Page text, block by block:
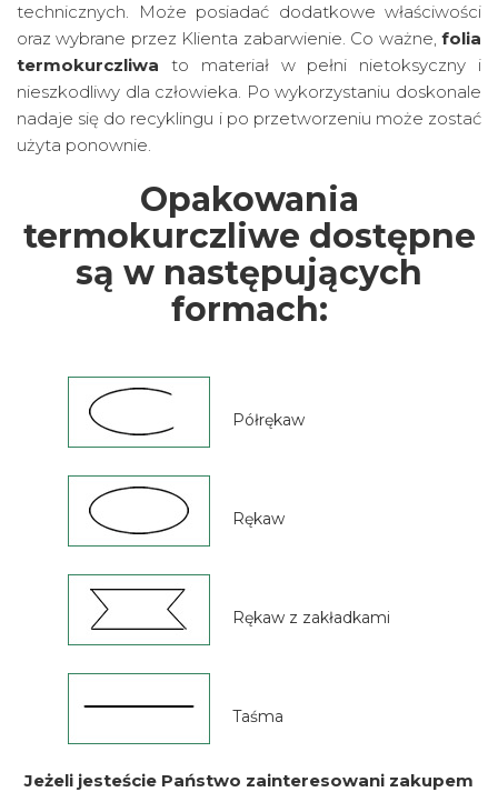
technicznych. Może posiadać dodatkowe właściwości
oraz wybrane przez Klienta zabarwienie. Co ważne, folia
termokurczliwa to materiał w pełni nietoksyczny i
nieszkodliwy dla człowieka. Po wykorzystaniu doskonale
nadaje się do recyklingu i po przetworzeniu może zostać
użyta ponownie.
Opakowania
termokurczliwe dostępne
są w następujących
formach:
Półrękaw
Rękaw
Rękaw z zakładkami
Taśma
Jeżeli jesteście Państwo zainteresowani zakupem